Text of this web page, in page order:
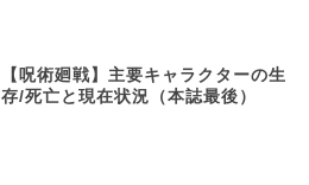
【呪術廻戦】主要キャラクターの生
存/死亡と現在状況（本誌最後）